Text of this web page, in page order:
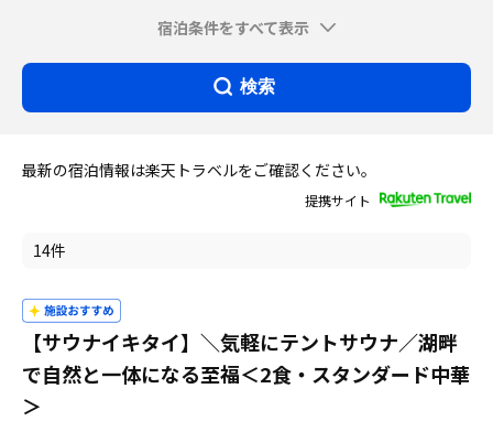
宿泊条件をすべて表示
検索
最新の宿泊情報は楽天トラベルをご確認ください。
提携サイト
14件
【サウナイキタイ】＼気軽にテントサウナ／湖畔
で自然と一体になる至福＜2食・スタンダード中華
＞